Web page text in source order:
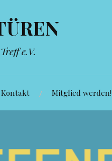
e.V.
Kontakt Mitglied werden!